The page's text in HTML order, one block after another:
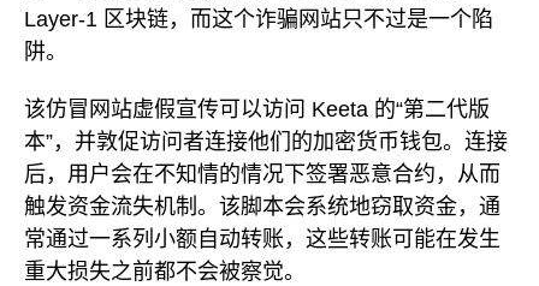
Layer-1 区块链，而这个诈骗网站只不过是一个陷
阱。
该仿冒网站虚假宣传可以访问 Keeta 的“第二代版
本”，并敦促访问者连接他们的加密货币钱包。连接
后，用户会在不知情的情况下签署恶意合约，从而
触发资金流失机制。该脚本会系统地窃取资金，通
常通过一系列小额自动转账，这些转账可能在发生
重大损失之前都不会被察觉。